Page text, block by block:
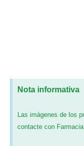
Nota informativa
Las imágenes de los
contacte con Farmacia